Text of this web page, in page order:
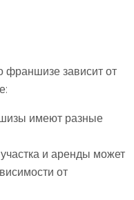
франшизе зависит от
имеют разные
и аренды может
от